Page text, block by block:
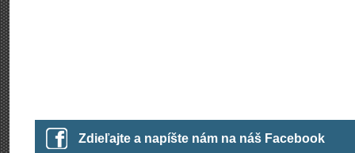
Zdieľajte a napíšte nám na náš Facebook